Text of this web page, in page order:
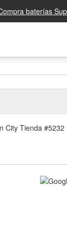
baterías
City Tienda #5232